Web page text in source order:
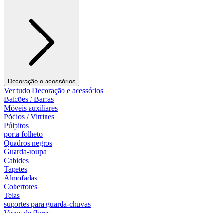
Decoração e acessórios
Ver tudo Decoração e acessórios
Balcões / Barras
Móveis auxiliares
Pódios / Vitrines
Púlpitos
porta folheto
Quadros negros
Guarda-roupa
Cabides
Tapetes
Almofadas
Cobertores
Telas
suportes para guarda-chuvas